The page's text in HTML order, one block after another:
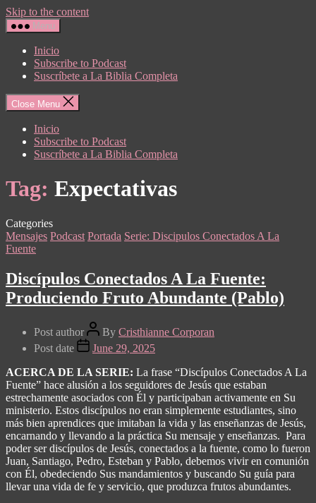
Skip to the content
Menu
Inicio
Subscribe to Podcast
Suscríbete a La Biblia Completa
Close Menu
Inicio
Subscribe to Podcast
Suscríbete a La Biblia Completa
Tag: Expectativas
Categories
Mensajes Podcast Portada Serie: Discipulos Conectados A La
Fuente
Discípulos Conectados A La Fuente:
Produciendo Fruto Abundante (Pablo)
Post author By Cristhianne Corporan
Post date
June 29, 2025
ACERCA DE LA SERIE: La frase “Discípulos Conectados A La
Fuente” hace alusión a los seguidores de Jesús que estaban
estrechamente asociados con Él y participaban activamente en Su
ministerio. Estos discípulos no eran simplemente estudiantes, sino
más bien aprendices que imitaban la vida y las enseñanzas de Jesús,
encarnando y llevando a la práctica Su mensaje y enseñanzas. Para
poder ser discípulos de Jesús, conectados a la fuente, como lo fueron
Juan, Santiago, Pedro, Esteban y Pablo, debemos vivir en comunión
con Él, obedeciendo Sus mandamientos y buscando Su guía para
llevar una vida de fe y servicio, que produzca frutos abundantes.